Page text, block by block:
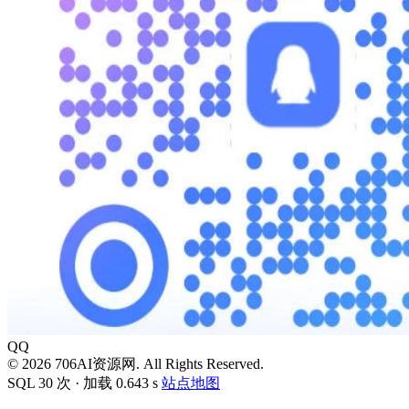
QQ
© 2026 706AI资源网. All Rights Reserved.
SQL 30 次 · 加载 0.643 s 站点地图